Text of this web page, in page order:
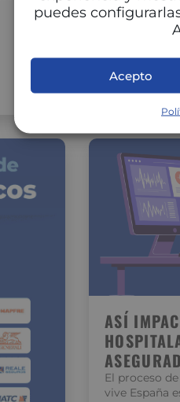
puedes
Acepto
menstrual
en tu
ASÍ
El proceso
vive España